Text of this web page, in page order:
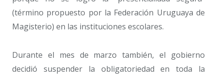
(término propuesto por la Federación Uruguaya de
Magisterio) en las instituciones escolares.
Durante el mes de marzo también, el gobierno
decidió suspender la obligatoriedad en toda la